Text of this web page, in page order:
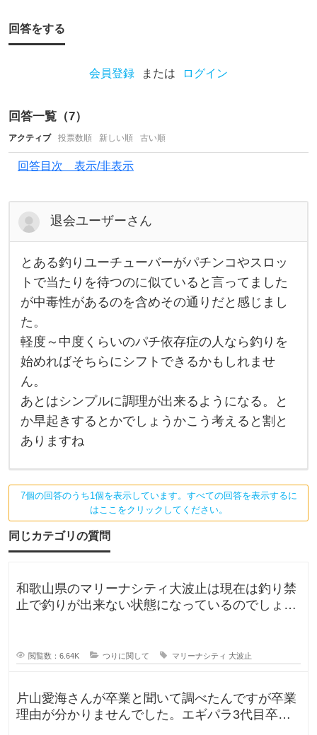
な
た
を
趣
味
ん
回答をする
会員登録 または ログイン
回答一覧（7）
アクティブ 投票数順 新しい順 古い順
回答目次 表示/非表示
退会ユーザーさん
と
あ
る
釣
り
ユ
ー
チ
ュ
ー
バ
ー
が
パ
チ
ン
コ
ス
ロ
ッ
で
当
た
り
つ
の
に
る
とある釣りユーチューバーがパチンコやスロッ
トで当たりを待つのに似ていると言ってました
が中毒性があるのを含めその通りだと感じまし
た。
軽度～中度くらいのパチ依存症の人なら釣りを
始めればそちらにシフトできるかもしれませ
ん。
あとはシンプルに調理が出来るようになる。と
か早起きするとかでしょうかこう考えると割と
ありますね
7個の回答のうち1個を表示しています。すべての回答を表示するに
はここをクリックしてください。
同じカテゴリの質問
和歌山県のマリーナシティ大波止は現在は釣り禁
止で釣りが出来ない状態になっているのでしょう
閲覧数：6.64K つりに関して マリーナシティ 大波止
片山愛海さんが卒業と聞いて調べたんですが卒業
理由が分かりませんでした。エギパラ3代目卒業